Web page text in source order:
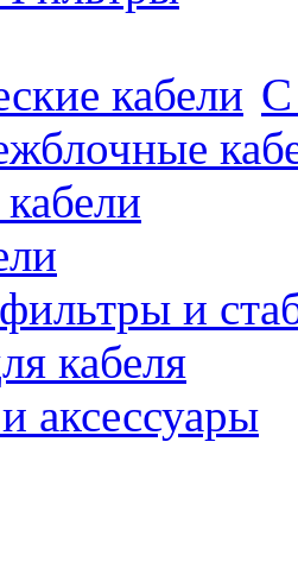
кабели С
и
кабеля
аксессуары